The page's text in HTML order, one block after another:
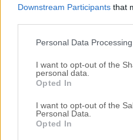
Downstream Participants that
Please note that this website/
not limited to your visit or
grant or deny consent to
use your data for below
consent section.
Personal Data
I want to opt-out of the
personal data.
Opted In
I want to opt-out of the
Personal Data.
Opted In
"The situation is out of